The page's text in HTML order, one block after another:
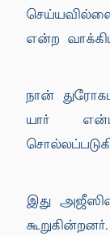
என்ற
நான்
யார்
இது